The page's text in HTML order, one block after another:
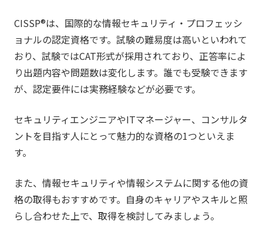
CISSP®は、国際的な情報セキュリティ・プロフェッシ
ョナルの認定資格です。試験の難易度は高いといわれて
おり、試験ではCAT形式が採用されており、正答率によ
り出題内容や問題数は変化します。誰でも受験できます
が、認定要件には実務経験などが必要です。
セキュリティエンジニアやITマネージャー、コンサルタ
ントを目指す人にとって魅力的な資格の1つといえま
す。
また、情報セキュリティや情報システムに関する他の資
格の取得もおすすめです。自身のキャリアやスキルと照
らし合わせた上で、取得を検討してみましょう。